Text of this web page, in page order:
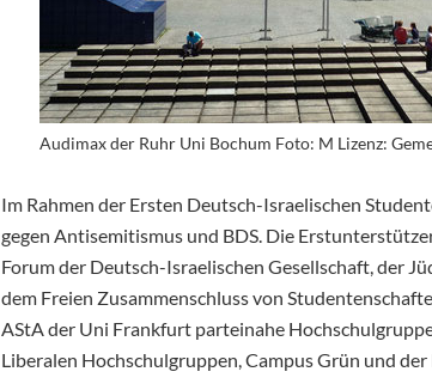
Audimax der Ruhr Uni Bochum Foto: M Lizenz:
Im Rahmen der Ersten Deutsch-Israelischen
gegen Antisemitismus und BDS. Die
Forum der Deutsch-Israelischen Gesellschaft, der
dem Freien Zusammenschluss von
AStA der Uni Frankfurt parteinahe
Liberalen Hochschulgruppen, Campus Grün und